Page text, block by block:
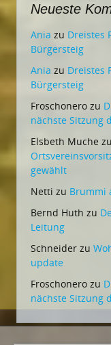
Neueste
Ania zu Dreistes
Bürgersteig
Ania zu Dreistes
Bürgersteig
Froschonero zu
nächste Sitzung
Elsbeth Muche zu
gewählt
Netti zu Brummi
Bernd Huth zu
Leitung
Schneider zu
update
Froschonero zu
nächste Sitzung